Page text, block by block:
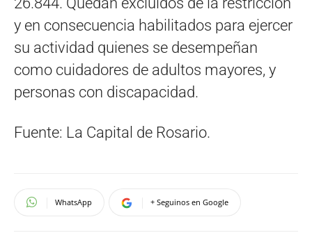
y en consecuencia habilitados para ejercer
su actividad quienes se desempeñan
como cuidadores de adultos mayores, y
personas con discapacidad.
Fuente: La Capital de Rosario.
WhatsApp + Seguinos en Google